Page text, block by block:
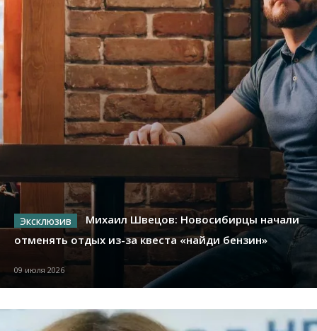
Михаил Швецов: Новосибирцы начали
отменять отдых из-за квеста «найди бензин»
09 июля 2026